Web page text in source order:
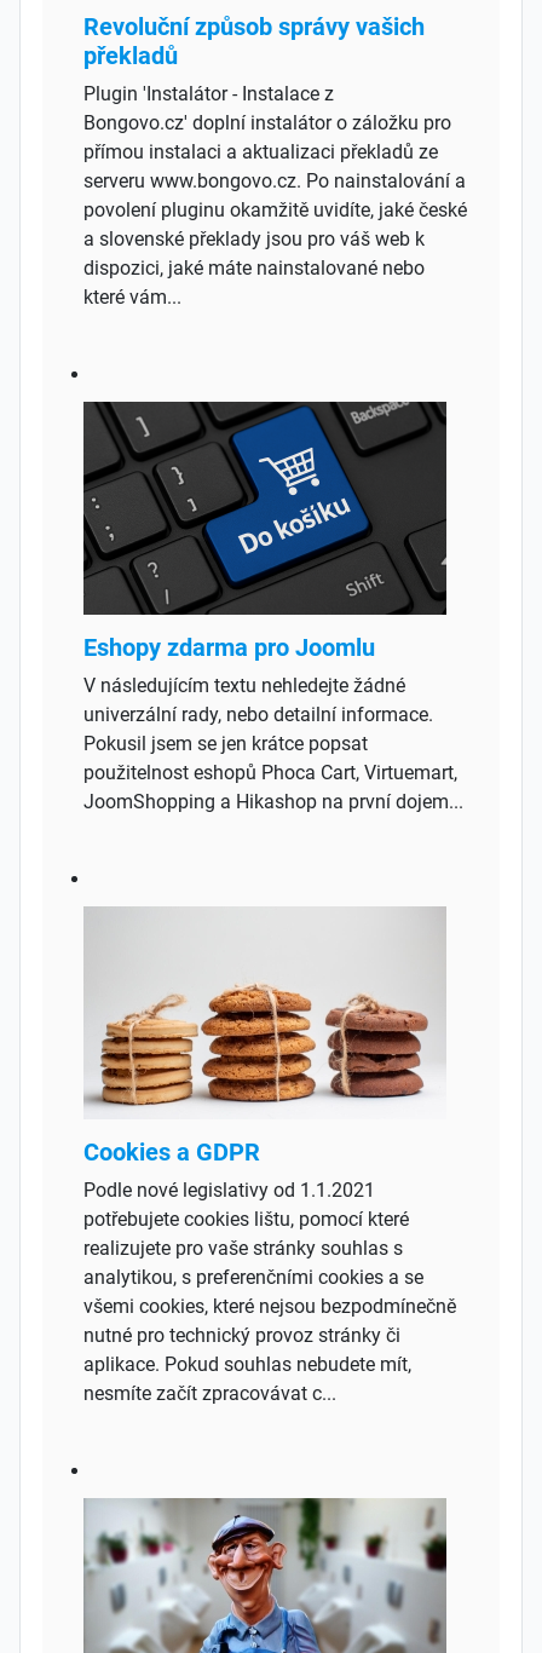
Revoluční způsob správy vašich
překladů
Plugin 'Instalátor - Instalace z
Bongovo.cz' doplní instalátor o záložku pro
přímou instalaci a aktualizaci překladů ze
serveru www.bongovo.cz. Po nainstalování a
povolení pluginu okamžitě uvidíte, jaké české
a slovenské překlady jsou pro váš web k
dispozici, jaké máte nainstalované nebo
které vám...
Eshopy zdarma pro Joomlu
V následujícím textu nehledejte žádné
univerzální rady, nebo detailní informace.
Pokusil jsem se jen krátce popsat
použitelnost eshopů Phoca Cart, Virtuemart,
JoomShopping a Hikashop na první dojem...
Cookies a GDPR
Podle nové legislativy od 1.1.2021
potřebujete cookies lištu, pomocí které
realizujete pro vaše stránky souhlas s
analytikou, s preferenčními cookies a se
všemi cookies, které nejsou bezpodmínečně
nutné pro technický provoz stránky či
aplikace. Pokud souhlas nebudete mít,
nesmíte začít zpracovávat c...